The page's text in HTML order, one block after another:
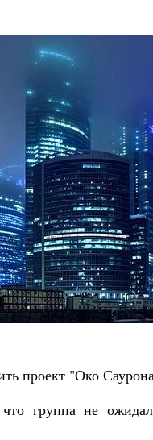
проект "Око
группа не
Как найти своё место в жизни
Кирилл Мурышев